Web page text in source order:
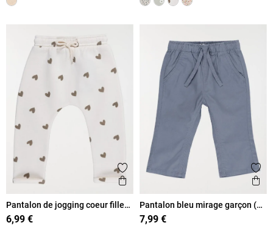
Ajouter aux favoris
Aperçu rapide
Pantalon de jogging coeur fille
(3-36M)
6,99 €
Pantalon bleu mirage garçon (3-
36M)
7,99 €